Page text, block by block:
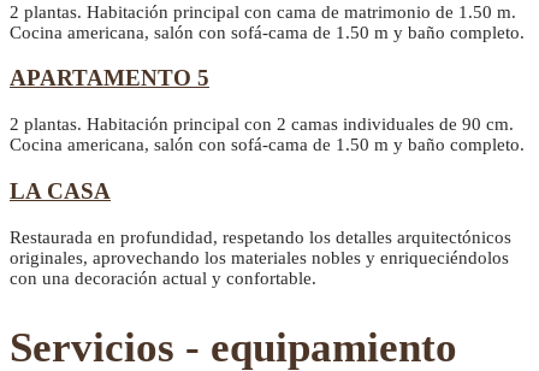
2 plantas. Habitación principal con cama de matrimonio de 1.50 m.
Cocina americana, salón con sofá-cama de 1.50 m y baño completo.
APARTAMENTO 5
2 plantas. Habitación principal con 2 camas individuales de 90 cm.
Cocina americana, salón con sofá-cama de 1.50 m y baño completo.
LA CASA
Restaurada en profundidad, respetando los detalles arquitectónicos
originales, aprovechando los materiales nobles y enriqueciéndolos
con una decoración actual y confortable.
Servicios - equipamiento